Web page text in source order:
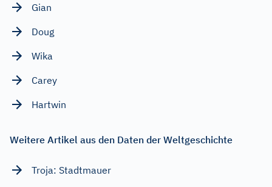
Gian
Doug
Wika
Carey
Hartwin
Weitere Artikel aus den Daten der Weltgeschichte
Troja: Stadtmauer